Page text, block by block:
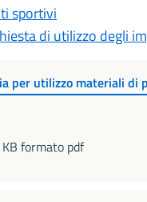
sportivi
di utilizzo degli
per utilizzo materiali di
formato pdf